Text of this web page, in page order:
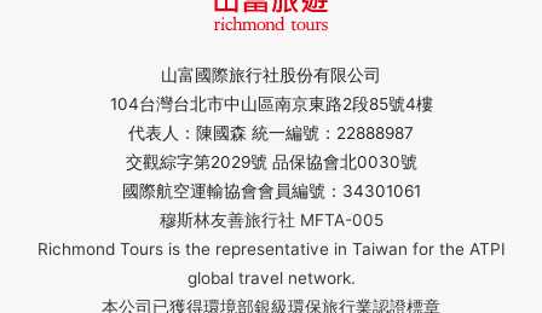
山富國際旅行社股份有限公司
104台灣台北市中山區南京東路2段85號4樓
代表人：陳國森 統一編號：22888987
交觀綜字第2029號 品保協會北0030號
國際航空運輸協會會員編號：34301061
穆斯林友善旅行社 MFTA-005
Richmond Tours is the representative in Taiwan for the ATPI
global travel network.
本公司已獲得環境部銀級環保旅行業認證標章